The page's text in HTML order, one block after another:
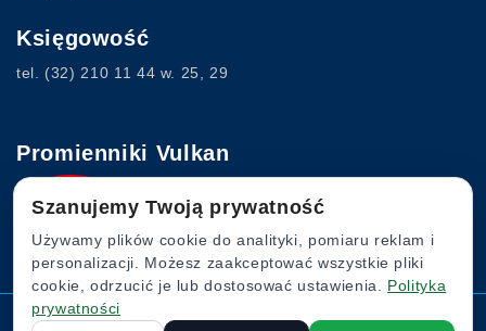
Księgowość
tel. (32) 210 11 44 w. 25, 29
Promienniki Vulkan
www.vulkan.com.pl
Szanujemy Twoją prywatność
Używamy plików cookie do analityki, pomiaru reklam i
personalizacji. Możesz zaakceptować wszystkie pliki
cookie, odrzucić je lub dostosować ustawienia. Polityka
prywatności